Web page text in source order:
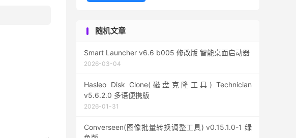
随机文章
Smart Launcher v6.6 b005 修改版 智能桌面启动器
2026-03-04
Hasleo Disk Clone(磁盘克隆工具) Technician
v5.6.2.0 多语便携版
2026-01-31
Converseen(图像批量转换调整工具) v0.15.1.0-1 绿